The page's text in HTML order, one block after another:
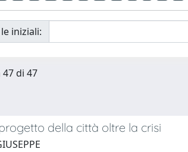
iniziali:
di 47
della città oltre la crisi